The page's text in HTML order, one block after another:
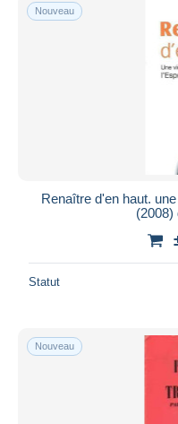
Nouveau
Renaître d'en haut.
(2008)
Statut
Nouveau